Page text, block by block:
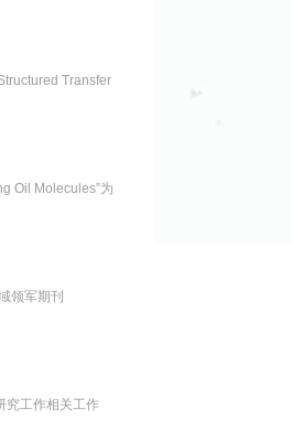
Transfer
Oil Molecules”为
领军期刊
究工作相关工作